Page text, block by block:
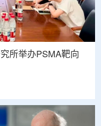
所举办PSMA靶向